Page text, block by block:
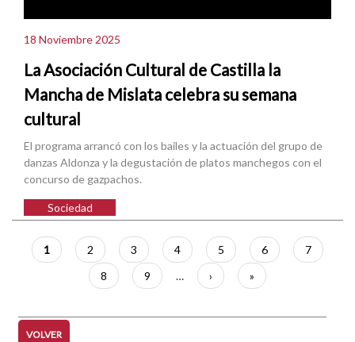
18 Noviembre 2025
La Asociación Cultural de Castilla la
Mancha de Mislata celebra su semana
cultural
El programa arrancó con los bailes y la actuación del grupo de
danzas Aldonza y la degustación de platos manchegos con el
concurso de gazpachos.
Sociedad
Paginación
Página
actual
1 Página
2 Página
3 Página
4 Página
5 Página
6 Página
7
Página
8 Página
9 …
Siguiente
página
›
Última
página
»
VOLVER